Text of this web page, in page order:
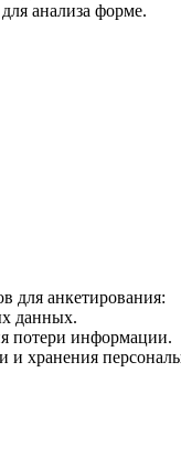
анализа форме.
для анкетирования:
данных.
потери информации.
и хранения